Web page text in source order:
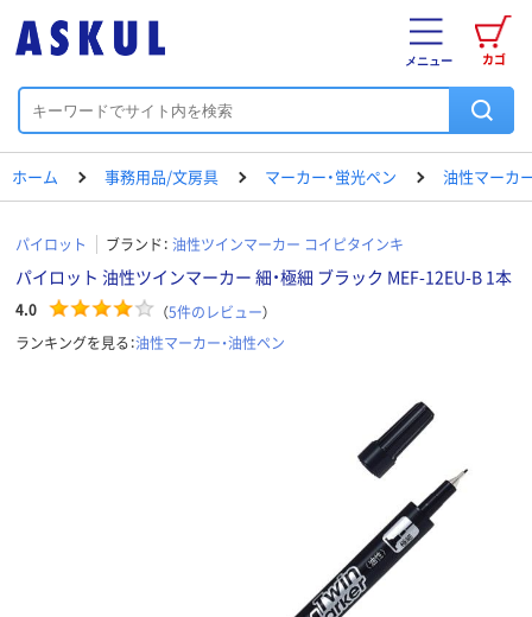
カゴ
メニュー
ホーム 事務用品/文房具 マーカー・蛍光ペン 油性マーカ
パイロット ブランド： 油性ツインマーカー コイピタインキ
パイロット 油性ツインマーカー 細・極細 ブラック MEF-12EU-B 1本
4.0 （5件のレビュー）
ランキングを見る：油性マーカー・油性ペン